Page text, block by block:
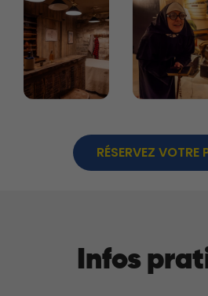
RÉSERVEZ VOTRE
Infos